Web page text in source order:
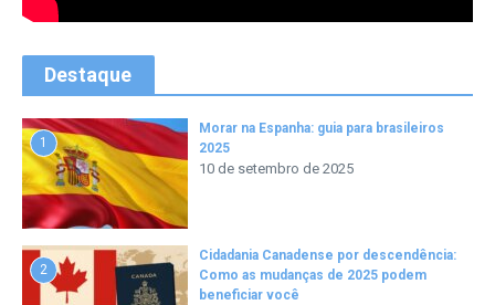
Destaque
1
Morar na Espanha: guia para brasileiros
2025
10 de setembro de 2025
2
Cidadania Canadense por descendência:
Como as mudanças de 2025 podem
beneficiar você